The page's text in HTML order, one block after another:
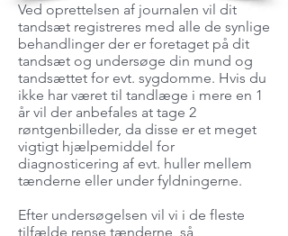
Ved oprettelsen af journalen vil dit
tandsæt registreres med alle de synlige
behandlinger der er foretaget på dit
tandsæt og undersøge din mund og
tandsættet for evt. sygdomme. Hvis du
ikke har været til tandlæge i mere en 1
år vil der anbefales at tage 2
røntgenbilleder, da disse er et meget
vigtigt hjælpemiddel for
diagnosticering af evt. huller mellem
tænderne eller under fyldningerne.
Efter undersøgelsen vil vi i de fleste
tilfælde rense tænderne, så